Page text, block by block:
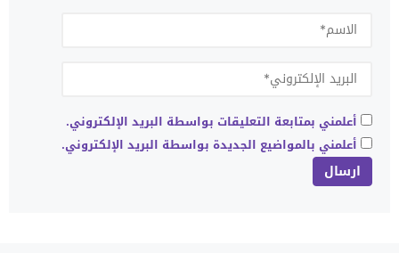
أعلمني بمتابعة التعليقات بواسطة البريد الإلكتروني.
أعلمني بالمواضيع الجديدة بواسطة البريد الإلكتروني.